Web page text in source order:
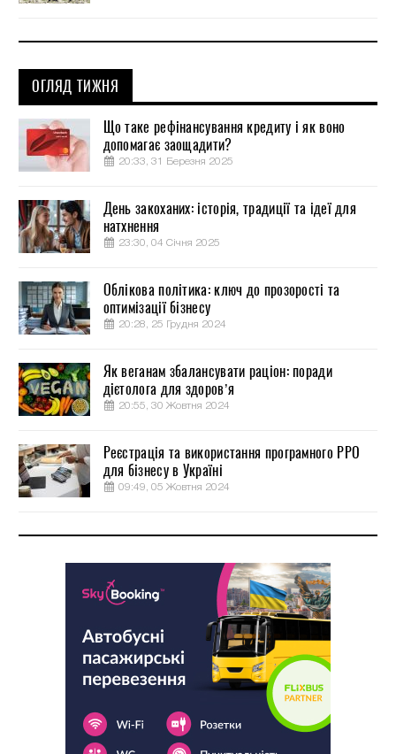
ОГЛЯД ТИЖНЯ
Що таке рефінансування кредиту і як воно
допомагає заощадити?
20:33, 31 Березня 2025
День закоханих: історія, традиції та ідеї для
натхнення
23:30, 04 Січня 2025
Облікова політика: ключ до прозорості та
оптимізації бізнесу
20:28, 25 Грудня 2024
Як веганам збалансувати раціон: поради
дієтолога для здоров’я
20:55, 30 Жовтня 2024
Реєстрація та використання програмного РРО
для бізнесу в Україні
09:49, 05 Жовтня 2024